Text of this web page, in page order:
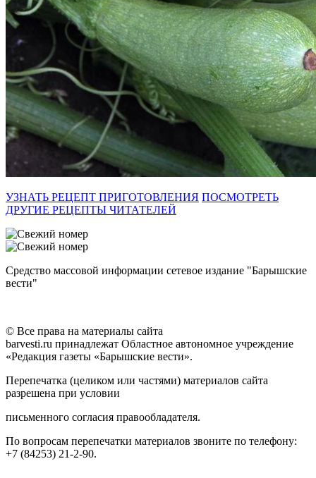
УЗНАТЬ РЕЦЕПТ ПРИГОТОВЛЕНИЯ ПОСМОТРЕТЬ
ДРУГИЕ РЕЦЕПТЫ ЧИТАТЕЛЕЙ
Средство массовой информации сетевое издание "Барышские
вести"
© Все права на материалы сайта
barvesti.ru принадлежат Областное автономное учреждение
«Редакция газеты «Барышские вести».
Перепечатка (целиком или частями) материалов сайта
разрешена при условии
письменного согласия правообладателя.
По вопросам перепечатки материалов звоните по телефону:
+7 (84253) 21-2-90.